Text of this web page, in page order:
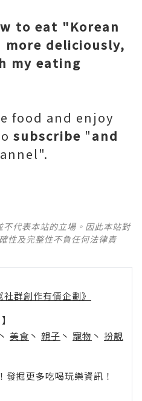
to eat "Korean
more deliciously,
my eating
food and enjoy
subscribe "and
代表本站的立場。因此本站對
性及完整性不負任何法律責
社群創作有價企劃》
丶 美食 丶 親子 丶 寵物 丶 扮靚
掘更多吃喝玩樂資訊！